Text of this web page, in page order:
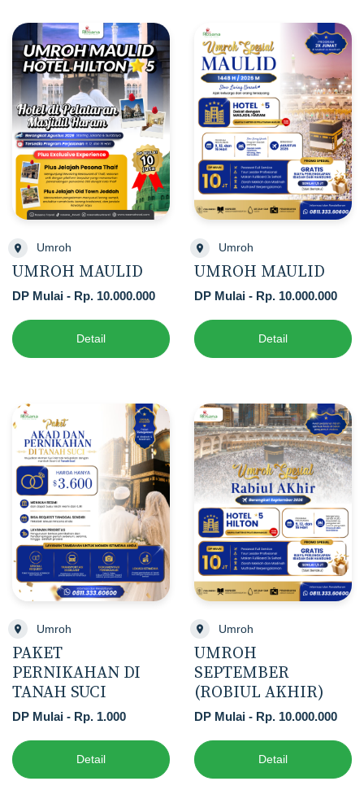
Umroh
UMROH MAULID
DP Mulai - Rp. 10.000.000
Detail
Umroh
UMROH MAULID
DP Mulai - Rp. 10.000.000
Detail
Umroh
PAKET
PERNIKAHAN DI
TANAH SUCI
DP Mulai - Rp. 1.000
Detail
Umroh
UMROH
SEPTEMBER
(ROBIUL AKHIR)
DP Mulai - Rp. 10.000.000
Detail